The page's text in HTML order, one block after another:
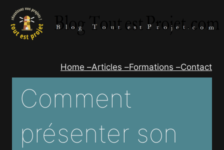
contenu
Home –Articles –Formations –Contact
Comment
présenter son